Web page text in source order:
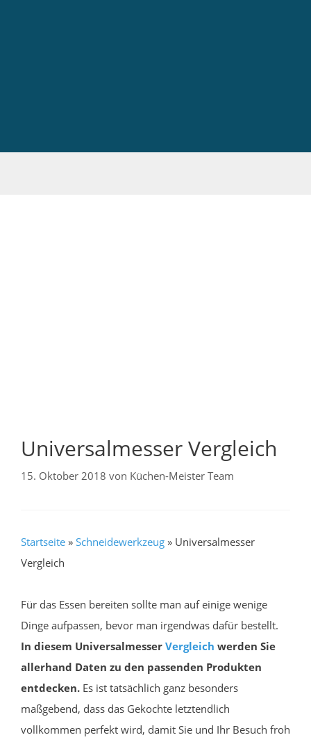
Universalmesser Vergleich
15. Oktober 2018 von Küchen-Meister Team
Startseite » Schneidewerkzeug » Universalmesser
Vergleich
Für das Essen bereiten sollte man auf einige wenige
Dinge aufpassen, bevor man irgendwas dafür bestellt.
In diesem Universalmesser Vergleich werden Sie
allerhand Daten zu den passenden Produkten
entdecken. Es ist tatsächlich ganz besonders
maßgebend, dass das Gekochte letztendlich
vollkommen perfekt wird, damit Sie und Ihr Besuch froh